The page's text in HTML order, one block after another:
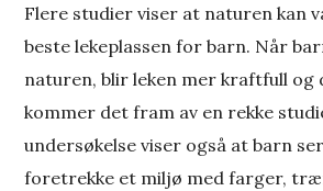
Flere studier viser at naturen kan
beste lekeplassen for barn. Når
naturen, blir leken mer kraftfull og
kommer det fram av en rekke
undersøkelse viser også at barn
foretrekke et miljø med farger,